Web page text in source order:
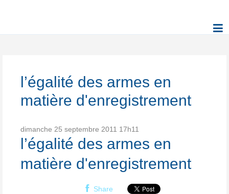
l’égalité des armes en
matière d'enregistrement
dimanche 25 septembre 2011 17h11
l’égalité des armes en
matière d'enregistrement
Share